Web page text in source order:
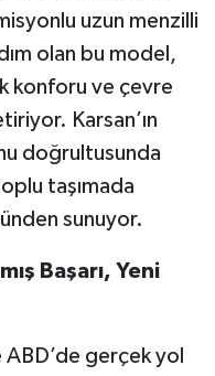
uzun menzilli
olan bu model,
konforu ve çevre
Karsan’ın
doğrultusunda
taşımada
sunuyor.
Başarı, Yeni
gerçek yol